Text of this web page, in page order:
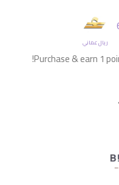
ريال عماني
Purchase & earn 1